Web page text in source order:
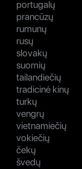
portugalų
prancūzų
rumunų
rusų
slovakų
suomių
tailandiečių
tradicinė kinų
turkų
vengrų
vietnamiečių
vokiečių
čekų
švedų